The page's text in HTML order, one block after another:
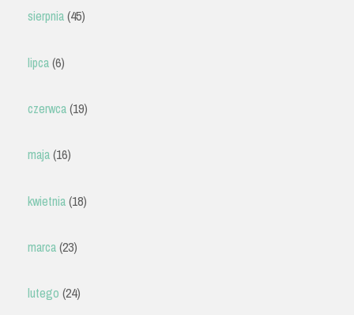
sierpnia(45)
lipca(6)
czerwca(19)
maja(16)
kwietnia(18)
marca(23)
lutego (24)